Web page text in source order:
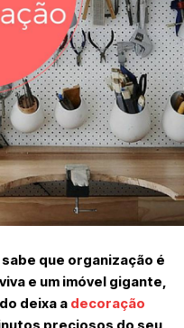
que organização é
e um imóvel gigante,
deixa a decoração